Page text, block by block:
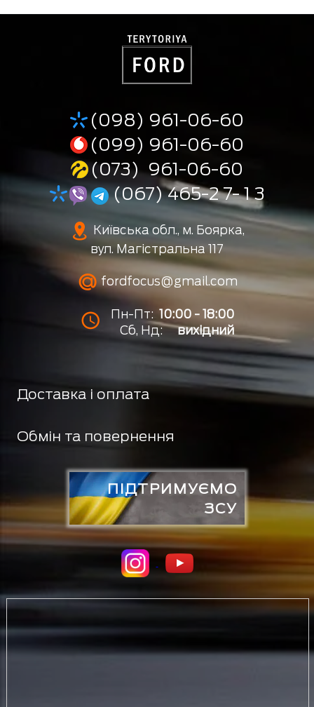
(098) 961-06-60
(099) 961-06-60
(073) 961-06-60
(067) 465-2 7- 1 3
Київська обл., м. Боярка,
вул. Магістральна 117
fordfocus@gmail.com
Пн-Пт: 10:00 - 18:00
Сб, Нд:
вихідний
Доставка і оплата
Обмін та повернення
ПІДТРИМУЄМО
ЗСУ